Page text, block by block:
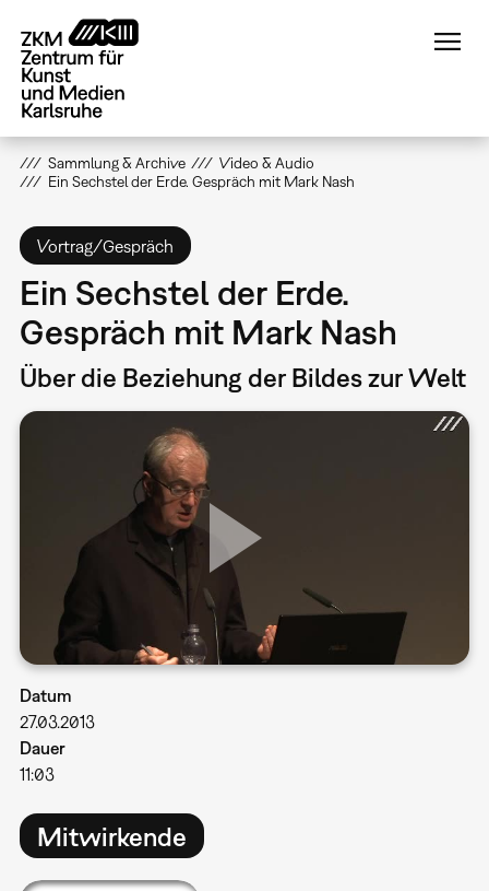
zum
Inhalt
Sammlung & Archive
Video & Audio
Ein Sechstel der Erde. Gespräch mit Mark Nash
Vortrag/Gespräch
Ein Sechstel der Erde.
Gespräch mit Mark Nash
Über die Beziehung der Bildes zur Welt
Datum
27.03.2013
Dauer
11:03
Mitwirkende